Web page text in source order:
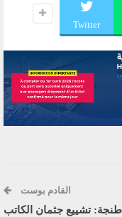
Twitter
القادم بوست
طنجة: تشييع جثمان الكاتب